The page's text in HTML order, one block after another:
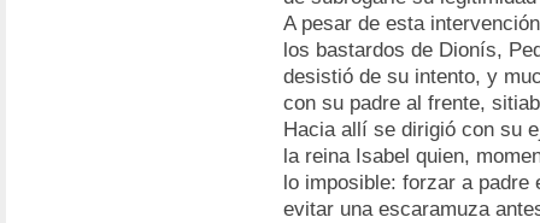
A pesar de esta
los bastardos de Dionís,
desistió de su intento, y
con su padre al frente,
Hacia allí se dirigió con su
la reina Isabel quien,
lo imposible: forzar a padre
evitar una escaramuza